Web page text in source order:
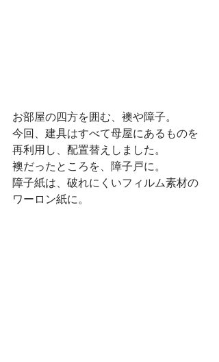
お部屋の四方を囲む、襖や障子。
今回、建具はすべて母屋にあるものを
再利用し、配置替えしました。
襖だったところを、障子戸に。
障子紙は、破れにくいフィルム素材の
ワーロン紙に。